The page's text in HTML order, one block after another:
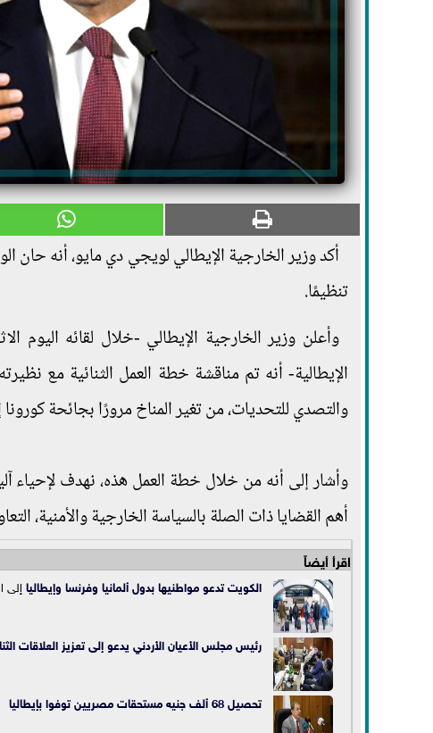
أكد وزير الخارجية الإيطالي لويجي دي مايو، أنه حان
تنظيمًا.
وأعلن وزير الخارجية الإيطالي -خلال لقائه اليوم
الإيطالية- أنه تم مناقشة خطة العمل الثنائية مع
والتصدي للتحديات، من تغير المناخ مرورًا بجائحة
وأشار إلى أنه من خلال خطة العمل هذه، نهدف لإحياء
أهم القضايا ذات الصلة بالسياسة الخارجية والأمنية،
اقرأ أيضاً
الكويت تدعو مواطنيها بدول ألمانيا وفرنسا وإيطاليا إلى
رئيس مجلس الأعيان الأردني يدعو إلى تعزيز العلاقات
تحصيل 68 ألف جنيه مستحقات مصريين توفوا بإيطاليا